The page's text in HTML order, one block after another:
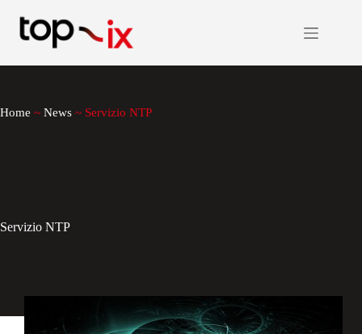
contenuto
Home ~ News ~ Servizio NTP
Servizio NTP